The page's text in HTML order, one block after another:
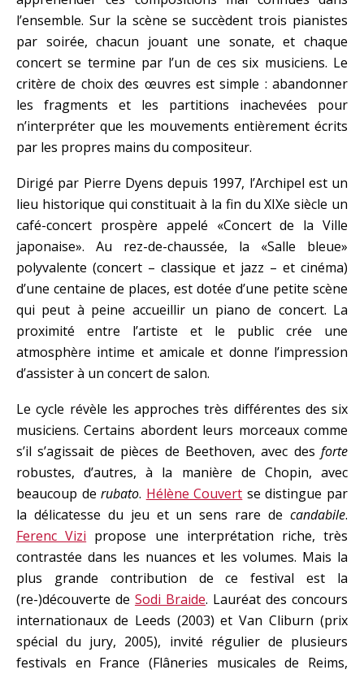
l’ensemble. Sur la scène se succèdent trois pianistes
par soirée, chacun jouant une sonate, et chaque
concert se termine par l’un de ces six musiciens. Le
critère de choix des œuvres est simple : abandonner
les fragments et les partitions inachevées pour
n’interpréter que les mouvements entièrement écrits
par les propres mains du compositeur.
Dirigé par Pierre Dyens depuis 1997, l’Archipel est un
lieu historique qui constituait à la fin du XIXe siècle un
café-concert prospère appelé «Concert de la Ville
japonaise». Au rez-de-chaussée, la «Salle bleue»
polyvalente (concert – classique et jazz – et cinéma)
d’une centaine de places, est dotée d’une petite scène
qui peut à peine accueillir un piano de concert. La
proximité entre l’artiste et le public crée une
atmosphère intime et amicale et donne l’impression
d’assister à un concert de salon.
Le cycle révèle les approches très différentes des six
musiciens. Certains abordent leurs morceaux comme
s’il s’agissait de pièces de Beethoven, avec des forte
robustes, d’autres, à la manière de Chopin, avec
beaucoup derubato. Hélène Couvert se distingue par
la délicatesse du jeu et un sens rare de candabile.
Ferenc Vizi propose une interprétation riche, très
contrastée dans les nuances et les volumes. Mais la
plus grande contribution de ce festival est la
(re-)découverte de Sodi Braide. Lauréat des concours
internationaux de Leeds (2003) et Van Cliburn (prix
spécial du jury, 2005), invité régulier de plusieurs
festivals en France (Flâneries musicales de Reims,